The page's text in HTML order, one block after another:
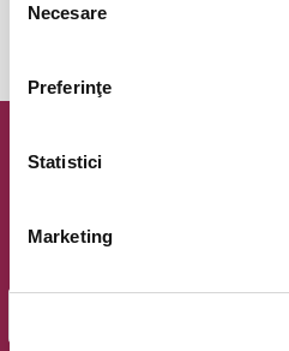
consimțământului
Necesare
Preferinţe
Statistici
Marketing
Be green!printeaza biletele acasa si
Oferte exclusive si o editie